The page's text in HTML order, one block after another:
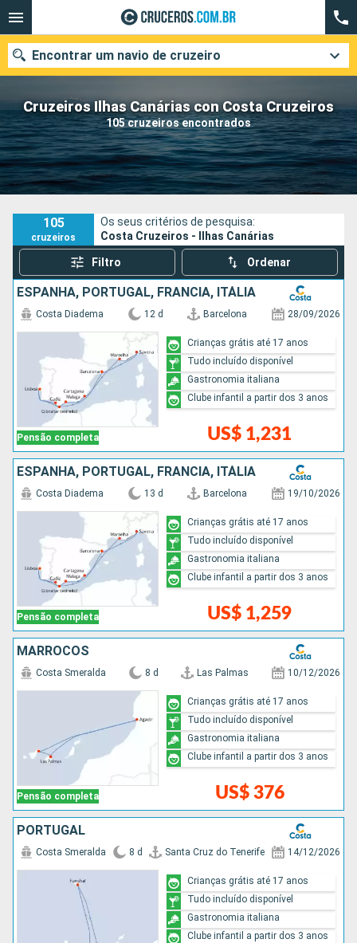
Cruzeiros Ilhas Canárias con Costa Cruzeiros
105 cruzeiros encontrados
Encontrar um navio de cruzeiro
Quando ir?
Data de partida
Cidades Companhias
Pesquisar
105
cruzeiros
Os seus critérios de pesquisa:
Costa Cruzeiros - Ilhas Canárias
Filtro Ordenar
ESPANHA, PORTUGAL, FRANCIA, ITÁLIA
Pensão completa
Costa Diadema 12 d Barcelona 28/09/2026
US$ 1,231
Crianças grátis até 17 anos
Tudo incluído disponível
Gastronomia italiana
Clube infantil a partir dos 3 anos
ESPANHA, PORTUGAL, FRANCIA, ITÁLIA
Pensão completa
Costa Diadema 13 d Barcelona 19/10/2026
US$ 1,259
Crianças grátis até 17 anos
Tudo incluído disponível
Gastronomia italiana
Clube infantil a partir dos 3 anos
MARROCOS
Pensão completa
Costa Smeralda 8 d Las Palmas 10/12/2026
US$ 376
Crianças grátis até 17 anos
Tudo incluído disponível
Gastronomia italiana
Clube infantil a partir dos 3 anos
PORTUGAL
Costa Smeralda 8 d Santa Cruz do Tenerife 14/12/2026
Crianças grátis até 17 anos
Tudo incluído disponível
Gastronomia italiana
Clube infantil a partir dos 3 anos